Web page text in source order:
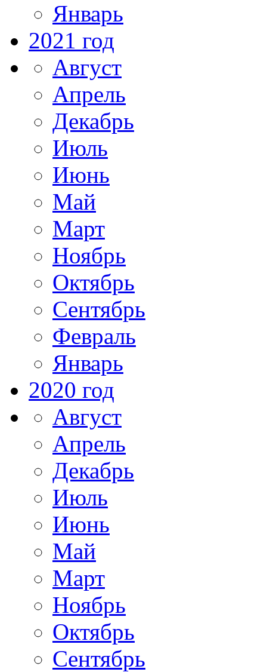
Январь
2021 год
Август
Апрель
Декабрь
Июль
Июнь
Май
Март
Ноябрь
Октябрь
Сентябрь
Февраль
Январь
2020 год
Август
Апрель
Декабрь
Июль
Июнь
Май
Март
Ноябрь
Октябрь
Сентябрь